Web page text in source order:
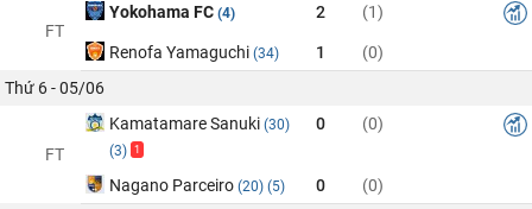
FT
Yokohama FC (4) 2 (1)
Renofa Yamaguchi (34) 1
(0)
Thứ 6 - 05/06
FT
Kamatamare Sanuki (30)
(3) 1
0 (0)
Nagano Parceiro (20) (5) 0
(0)